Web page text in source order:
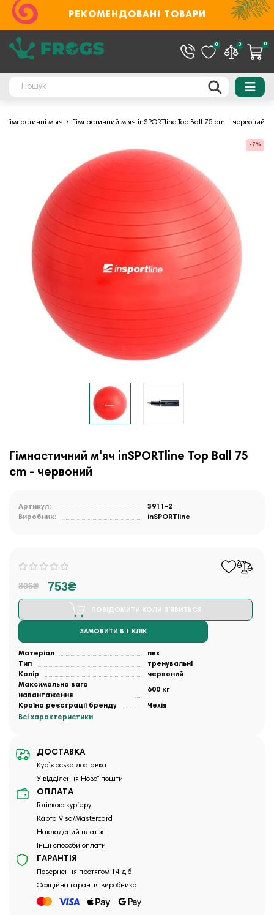
РЕКОМЕНДОВАНІ ТОВАРИ
0 0 0
Гімнастичні м'ячі Гімнастичний м'яч inSPORTline Top Ball 75 cm - червоний
-7%
Гімнастичний м'яч inSPORTline Top Ball 75
cm - червоний
Артикул:
3911-2
Виробник:
inSPORTline
806₴ 753₴
ПОВІДОМИТИ КОЛИ З'ЯВИТЬСЯ
ЗАМОВИТИ В 1 КЛІК
Матеріал
пвх
Тип
тренувальні
Колір
червоний
Максимальна вага
навантаження
600 кг
Країна реєстрації бренду
Чехія
Всі характеристики
ДОСТАВКА
Кур`єрська доставка
У відділення Нової пошти
ОПЛАТА
Готівкою кур`єру
Карта Visa/Mastercard
Накладений платіж
Інші способи оплати
ГАРАНТІЯ
Повернення протягом 14 діб
Офіційна гарантія виробника